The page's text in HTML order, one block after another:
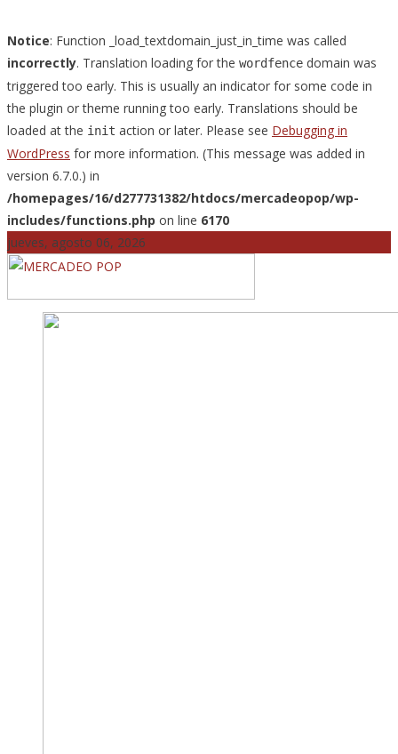
Notice: Function _load_textdomain_just_in_time was called
incorrectly. Translation loading for the wordfence domain was
triggered too early. This is usually an indicator for some code in
the plugin or theme running too early. Translations should be
loaded at the init action or later. Please see Debugging in
WordPress for more information. (This message was added in
version 6.7.0.) in
/homepages/16/d277731382/htdocs/mercadeopop/wp-
includes/functions.php on line 6170
Skip
to
jueves, agosto 06, 2026
MERCADEO POP
Mercadeo Pop es todo información musical